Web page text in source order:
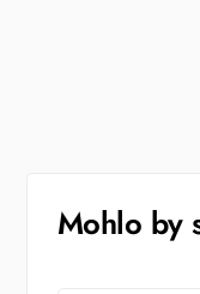
Mohlo by